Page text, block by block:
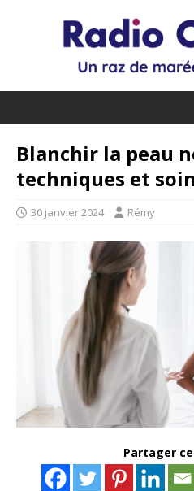
Blanchir la peau
techniques et
30 janvier 2024 Rémy
Partager